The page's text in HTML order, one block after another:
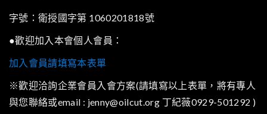
字號：衛授國字第 1060201818號
●歡迎加入本會個人會員：
加入會員請填寫本表單
※歡迎洽詢企業會員入會方案(請填寫以上表單，將有專人
與您聯絡或email : jenny@oilcut.org 丁紀薇0929-501292 )